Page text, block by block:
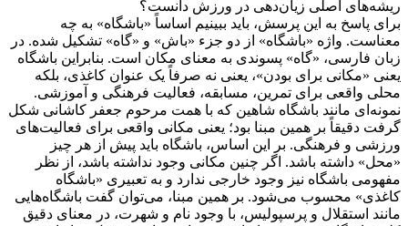
ریشه‌های اصلی زیان‌دهی در ورزش دانست؟
برای پاسخ به این پرسش، باید ببینیم اساساً «باشگاه» به چه
معناست. واژه‌ «باشگاه» از دو جزء «باش» و «گاه» تشکیل شده. در
زبان فارسی، «گاه» پسوندی به معنای مکان است. بنابراین باشگاه
یعنی «مکانی برای بودن»، یعنی نه صرفاً یک عنوان کاغذی، بلکه
محلی واقعی برای تمرین، مسابقه، فعالیت فرهنگی و آموزشی.
نمونه‌ای مانند باشگاه شاهین که با همت مرحوم جعفر کاشانی شکل
گرفت دقیقاً بر همین مبنا بود؛ یعنی مکانی واقعی برای فعالیت‌های
ورزشی و فرهنگی. بر این اساس، باشگاه باید پیش از هر چیز
«محل» داشته باشد. اگر چنین مکانی وجود نداشته باشد، از نظر
مفهومی باشگاه نیز وجود خارجی ندارد و به تعبیری «باشگاه
کاغذی» محسوب می‌شود. بر همین مبنا، می‌توان گفت باشگاه‌هایی
مانند استقلال و پرسپولیس، با وجود نام و شهرت، در معنای دقیق